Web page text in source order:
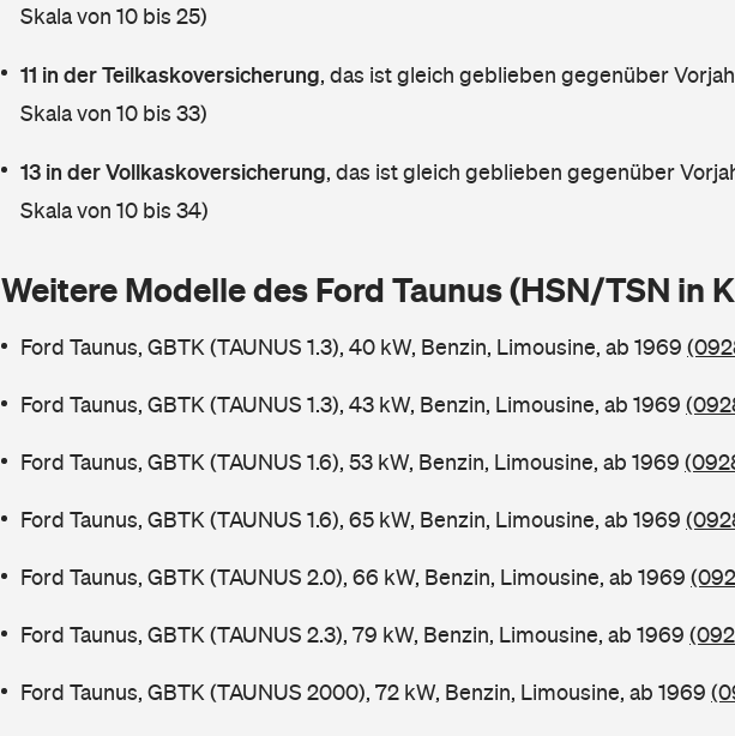
Skala von 10 bis 25)
11 in der Teilkaskoversicherung, das ist gleich geblieben gegenüber
Skala von 10 bis 33)
13 in der Vollkaskoversicherung, das ist gleich geblieben gegenüber
Skala von 10 bis 34)
Weitere Modelle des Ford Taunus (HSN/TSN in
Ford Taunus, GBTK (TAUNUS 1.3), 40 kW, Benzin, Limousine, ab 1969
Ford Taunus, GBTK (TAUNUS 1.3), 43 kW, Benzin, Limousine, ab 1969
Ford Taunus, GBTK (TAUNUS 1.6), 53 kW, Benzin, Limousine, ab 1969
Ford Taunus, GBTK (TAUNUS 1.6), 65 kW, Benzin, Limousine, ab 1969
Ford Taunus, GBTK (TAUNUS 2.0), 66 kW, Benzin, Limousine, ab 1969
Ford Taunus, GBTK (TAUNUS 2.3), 79 kW, Benzin, Limousine, ab 1969
Ford Taunus, GBTK (TAUNUS 2000), 72 kW, Benzin, Limousine, ab 1969